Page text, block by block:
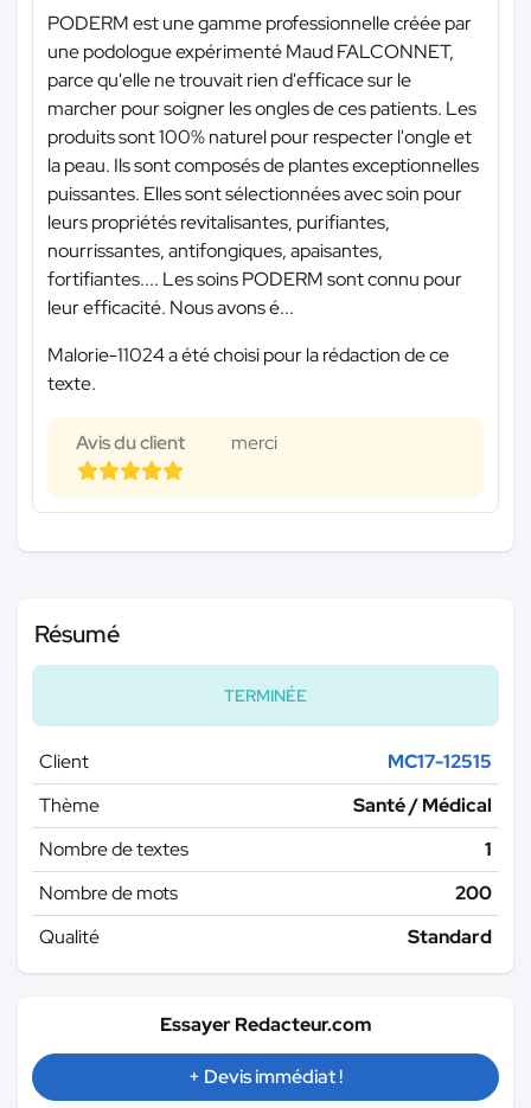
PODERM est une gamme professionnelle créée par
une podologue expérimenté Maud FALCONNET,
parce qu'elle ne trouvait rien d'efficace sur le
marcher pour soigner les ongles de ces patients. Les
produits sont 100% naturel pour respecter l'ongle et
la peau. Ils sont composés de plantes exceptionnelles
puissantes. Elles sont sélectionnées avec soin pour
leurs propriétés revitalisantes, purifiantes,
nourrissantes, antifongiques, apaisantes,
fortifiantes.... Les soins PODERM sont connu pour
leur efficacité. Nous avons é...
Malorie-11024 a été choisi pour la rédaction de ce
texte.
Avis du client merci
Résumé
TERMINÉE
Client
MC17-12515
Thème
Santé / Médical
Nombre de textes
1
Nombre de mots
200
Qualité
Standard
Essayer Redacteur.com
+ Devis immédiat !